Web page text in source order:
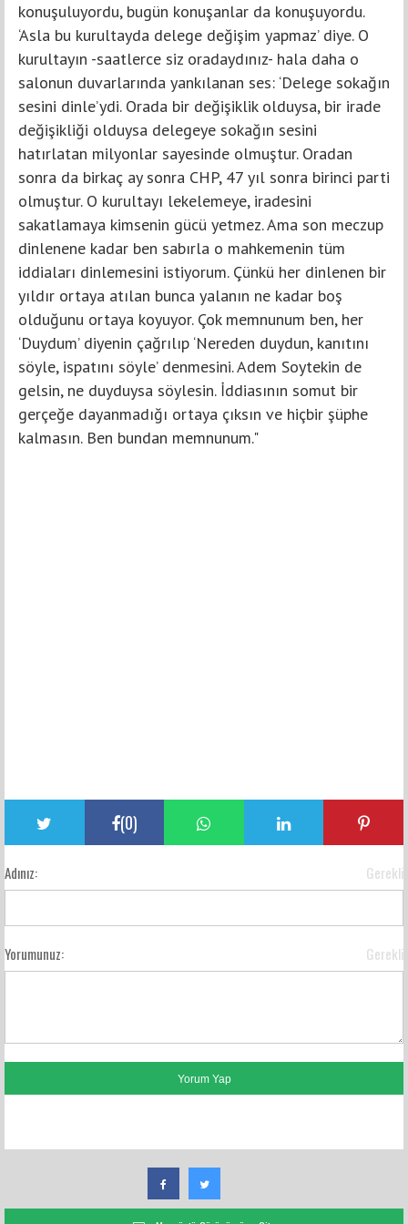
konuşuluyordu, bugün konuşanlar da konuşuyordu.
‘Asla bu kurultayda delege değişim yapmaz’ diye. O
kurultayın -saatlerce siz oradaydınız- hala daha o
salonun duvarlarında yankılanan ses: ‘Delege sokağın
sesini dinle’ydi. Orada bir değişiklik olduysa, bir irade
değişikliği olduysa delegeye sokağın sesini
hatırlatan milyonlar sayesinde olmuştur. Oradan
sonra da birkaç ay sonra CHP, 47 yıl sonra birinci parti
olmuştur. O kurultayı lekelemeye, iradesini
sakatlamaya kimsenin gücü yetmez. Ama son meczup
dinlenene kadar ben sabırla o mahkemenin tüm
iddiaları dinlemesini istiyorum. Çünkü her dinlenen bir
yıldır ortaya atılan bunca yalanın ne kadar boş
olduğunu ortaya koyuyor. Çok memnunum ben, her
‘Duydum’ diyenin çağrılıp ‘Nereden duydun, kanıtını
söyle, ispatını söyle’ denmesini. Adem Soytekin de
gelsin, ne duyduysa söylesin. İddiasının somut bir
gerçeğe dayanmadığı ortaya çıksın ve hiçbir şüphe
kalmasın. Ben bundan memnunum."
(0)
Adınız: Gerekli
Yorumunuz: Gerekli